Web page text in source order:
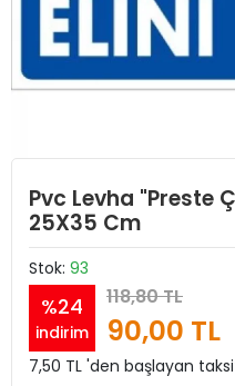
Pvc Levha "Preste
25X35 Cm
Stok: 93
%24
indirim
118,80 TL
90,00 TL
7,50 TL 'den başlayan